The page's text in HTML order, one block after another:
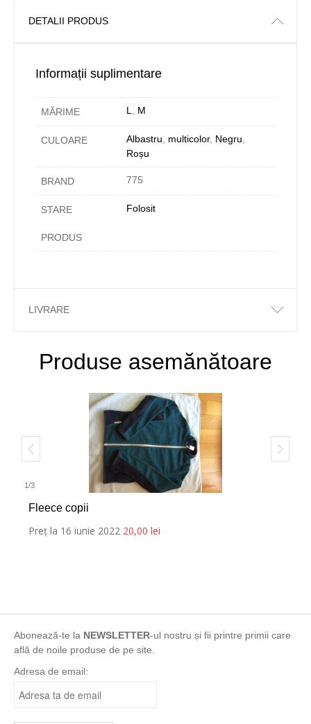
DETALII PRODUS
Informații suplimentare
MĂRIME L M
CULOARE Albastru multicolor, Negru
Roșu
BRAND 775
STARE
PRODUS
Folosit
LIVRARE
Produse asemănătoare
1 /3
Fleece copii
Preț la 16 iunie 2022 20,00 lei
Abonează-te la NEWSLETTER-ul nostru și fii printre primii care
află de noile produse de pe site.
Adresa de email: